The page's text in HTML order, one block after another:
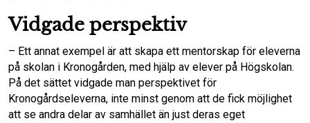
Vidgade perspektiv
– Ett annat exempel är att skapa ett mentorskap för eleverna
på skolan i Kronogården, med hjälp av elever på Högskolan.
På det sättet vidgade man perspektivet för
Kronogårdseleverna, inte minst genom att de fick möjlighet
att se andra delar av samhället än just deras eget